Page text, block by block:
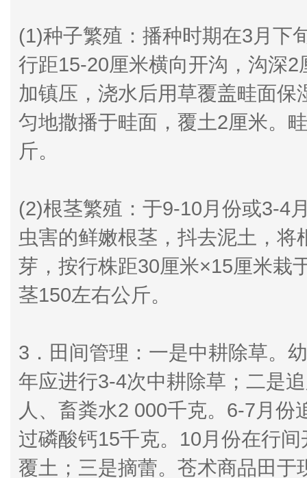
(1)种子繁殖：播种时期在3月下
行距15-20厘米横向开沟，沟深
加镇压，浇水后用草覆盖畦面
匀地撒播于畦面，覆土2厘米。
斤。
(2)根茎繁殖：于9-10月份或3-4
虫害的鲜嫩根茎，抖去泥土，
芽，按行株距30厘米×15厘米栽
茎150左右公斤。
3．田间管理：一是中耕除草。
年应进行3-4次中耕除草；二是
人、畜粪水2 000千克。6-7月
过磷酸钙15千克。10月份在行
覆土；三是摘蕾。苍术商品田